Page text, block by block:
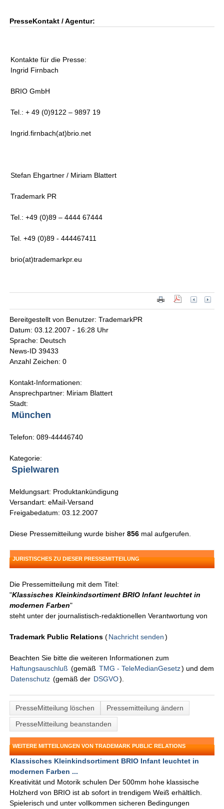
PresseKontakt / Agentur:
Kontakte für die Presse:
Ingrid Firnbach
BRIO GmbH
Tel.: + 49 (0)9122 – 9897 19
Ingrid.firnbach(at)brio.net
Stefan Ehgartner / Miriam Blattert
Trademark PR
Tel.: +49 (0)89 – 4444 67444
Tel. +49 (0)89 - 444467411
brio(at)trademarkpr.eu
Bereitgestellt von Benutzer: TrademarkPR
Datum: 03.12.2007 - 16:28 Uhr
Sprache: Deutsch
News-ID 39433
Anzahl Zeichen: 0
Kontakt-Informationen:
Ansprechpartner: Miriam Blattert
Stadt:
München
Telefon: 089-44446740
Kategorie:
Spielwaren
Meldungsart: Produktankündigung
Versandart: eMail-Versand
Freigabedatum: 03.12.2007
Diese Pressemitteilung wurde bisher856 mal aufgerufen.
JURISTISCHES ZU DIESER PRESSEMITTEILUNG
Die Pressemitteilung mit dem Titel:
"Klassisches Kleinkindsortiment BRIO Infant leuchtet in
modernen Farben"
steht unter der journalistisch-redaktionellen Verantwortung von
Trademark Public Relations (Nachricht senden )
Beachten Sie bitte die weiteren Informationen zum
Haftungsauschluß (gemäß TMG - TeleMedianGesetz) und dem
Datenschutz (gemäß der DSGVO).
PresseMitteilung löschen
Pressemitteilung ändern
PresseMitteilung beanstanden
WEITERE MITTEILUNGEN VON TRADEMARK PUBLIC RELATIONS
Klassisches Kleinkindsortiment BRIO Infant leuchtet in
modernen Farben ...
Kreativität und Motorik schulen Der 500mm hohe klassische
Holzherd von BRIO ist ab sofort in trendigem Weiß erhältlich.
Spielerisch und unter vollkommen sicheren Bedingungen